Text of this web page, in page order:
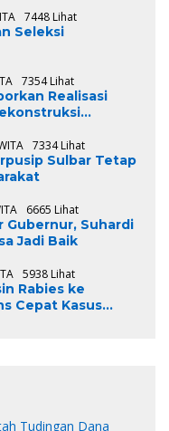
7448 Lihat
Seleksi
7354 Lihat
Realisasi
7334 Lihat
Sulbar Tetap
6665 Lihat
Gubernur, Suhardi
Jadi Baik
5938 Lihat
Rabies ke
Cepat Kasus